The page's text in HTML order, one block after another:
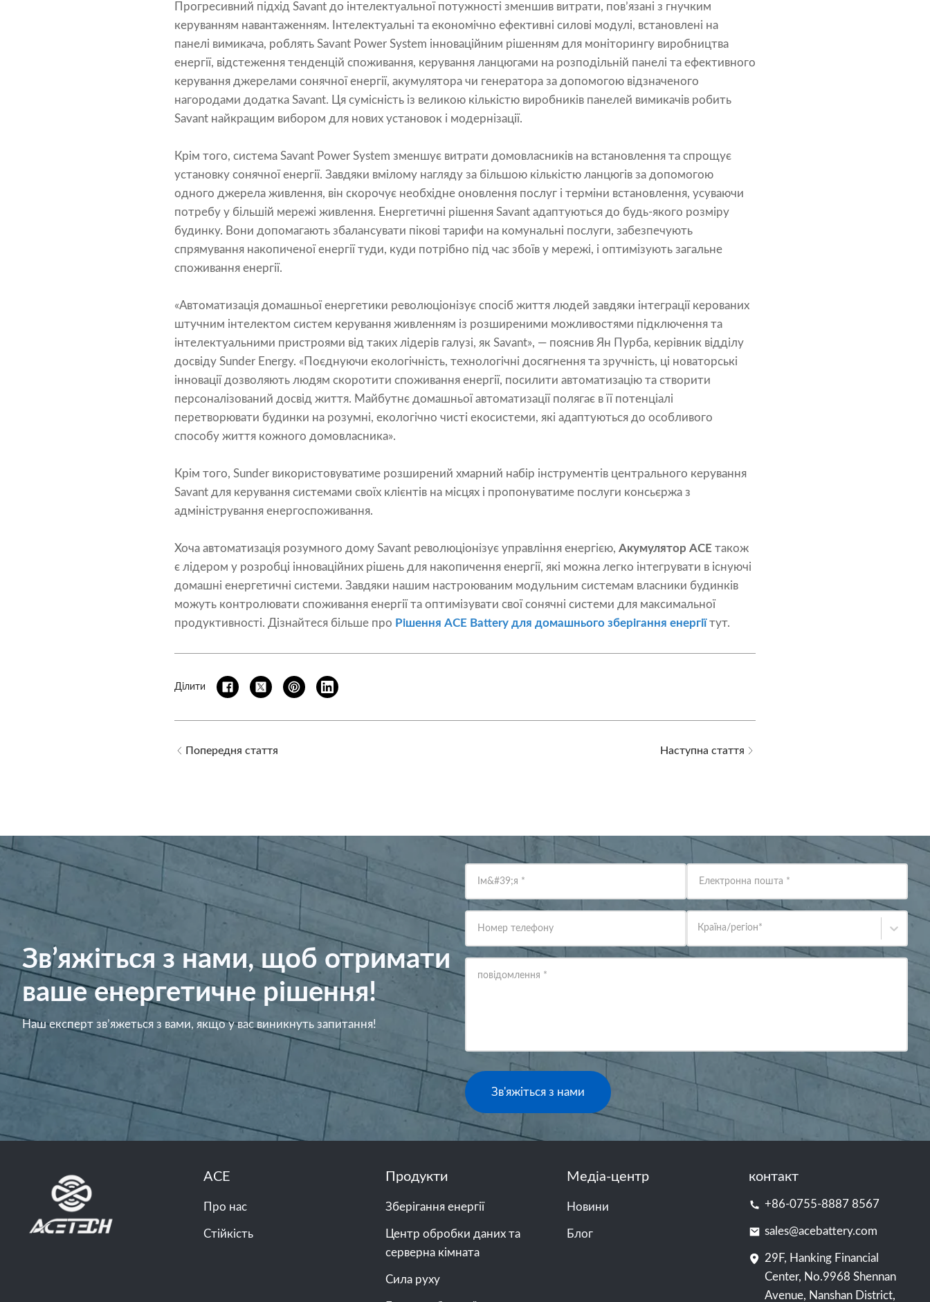
Прогресивний підхід Savant до інтелектуальної потужності зменшив витрати, пов’язані з гнучким
керуванням навантаженням. Інтелектуальні та економічно ефективні силові модулі, встановлені на
панелі вимикача, роблять Savant Power System інноваційним рішенням для моніторингу виробництва
енергії, відстеження тенденцій споживання, керування ланцюгами на розподільній панелі та ефективного
керування джерелами сонячної енергії, акумулятора чи генератора за допомогою відзначеного
нагородами додатка Savant. Ця сумісність із великою кількістю виробників панелей вимикачів робить
Savant найкращим вибором для нових установок і модернізації.
Крім того, система Savant Power System зменшує витрати домовласників на встановлення та спрощує
установку сонячної енергії. Завдяки вмілому нагляду за більшою кількістю ланцюгів за допомогою
одного джерела живлення, він скорочує необхідне оновлення послуг і терміни встановлення, усуваючи
потребу у більшій мережі живлення. Енергетичні рішення Savant адаптуються до будь-якого розміру
будинку. Вони допомагають збалансувати пікові тарифи на комунальні послуги, забезпечують
спрямування накопиченої енергії туди, куди потрібно під час збоїв у мережі, і оптимізують загальне
споживання енергії.
«Автоматизація домашньої енергетики революціонізує спосіб життя людей завдяки інтеграції керованих
штучним інтелектом систем керування живленням із розширеними можливостями підключення та
інтелектуальними пристроями від таких лідерів галузі, як Savant», — пояснив Ян Пурба, керівник відділу
досвіду Sunder Energy. «Поєднуючи екологічність, технологічні досягнення та зручність, ці новаторські
інновації дозволяють людям скоротити споживання енергії, посилити автоматизацію та створити
персоналізований досвід життя. Майбутнє домашньої автоматизації полягає в її потенціалі
перетворювати будинки на розумні, екологічно чисті екосистеми, які адаптуються до особливого
способу життя кожного домовласника».
Крім того, Sunder використовуватиме розширений хмарний набір інструментів центрального керування
Savant для керування системами своїх клієнтів на місцях і пропонуватиме послуги консьєржа з ​​
адміністрування енергоспоживання.
Хоча автоматизація розумного дому Savant революціонізує управління енергією, Акумулятор ACE також
є лідером у розробці інноваційних рішень для накопичення енергії, які можна легко інтегрувати в існуючі
домашні енергетичні системи. Завдяки нашим настроюваним модульним системам власники будинків
можуть контролювати споживання енергії та оптимізувати свої сонячні системи для максимальної
продуктивності. Дізнайтеся більше про Рішення ACE Battery для домашнього зберігання енергіїтут.
Ділити
Попередня стаття Наступна стаття
Зв’яжіться з нами, щоб отримати
ваше енергетичне рішення!
Наш експерт зв’яжеться з вами, якщо у вас виникнуть запитання!
Ім&#39;я * Електронна пошта *
Номер телефону Країна/регіон*
повідомлення *
Зв'яжіться з нами
ACE
Про нас
Стійкість
Продукти
Зберігання енергії
Центр обробки даних та
серверна кімната
Сила руху
Медіа-центр
Новини
Блог
контакт
+86-0755-8887 8567
sales@acebattery.com
29F, Hanking Financial
Center, No.9968 Shennan
Avenue, Nanshan District,